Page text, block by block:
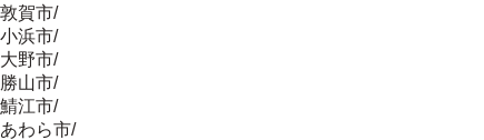
敦賀市/
小浜市/
大野市/
勝山市/
鯖江市/
あわら市/